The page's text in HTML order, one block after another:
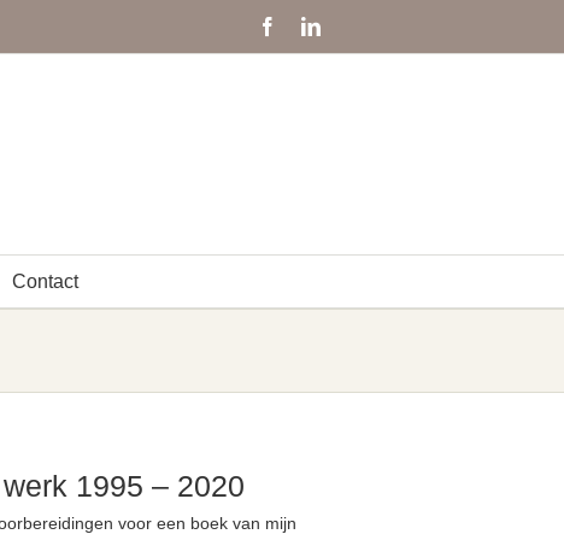
FacebookLinkedIn
Contact
1995 – 2020
voor een boek van mijn